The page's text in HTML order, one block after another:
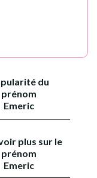
du
prénom
Emeric
plus sur le
prénom
Emeric